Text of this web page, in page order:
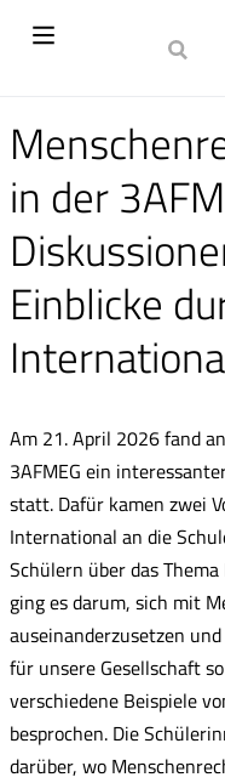
in der
Einblicke
Am 21. April 2026 fand
3AFMEG ein
statt. Dafür kamen zwei
International an die
Schülern über das
ging es darum, sich mit
auseinanderzusetzen
für unsere Gesellschaft
verschiedene Beispiele
besprochen. Die
darüber, wo